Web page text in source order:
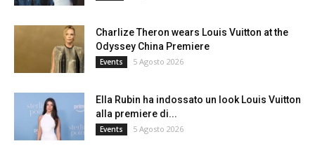
Charlize Theron wears Louis Vuitton at the
Odyssey China Premiere
Events 5 Agosto 2026
Ella Rubin ha indossato un look Louis Vuitton
alla premiere di...
Events 5 Agosto 2026